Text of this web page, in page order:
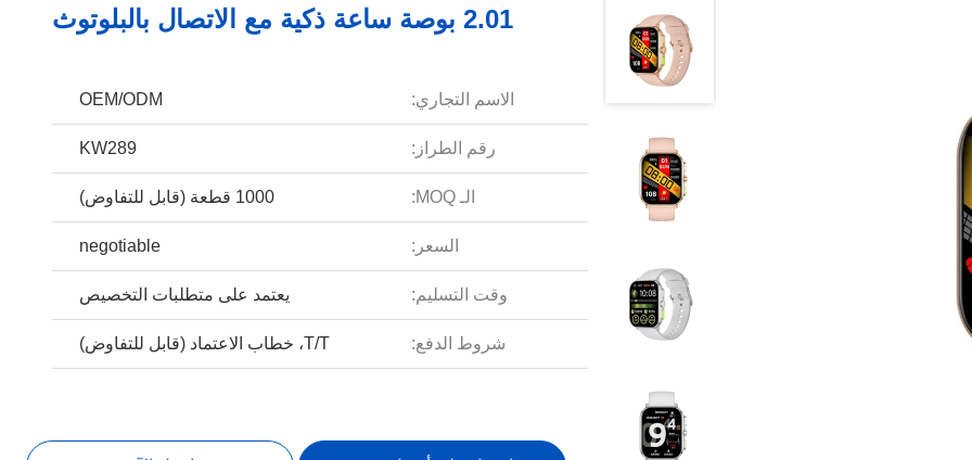
2.01 بوصة ساعة ذكية مع الاتصال بالبلوتوث
الاسم التجاري: OEM/ODM
رقم الطراز: KW289
الـ MOQ: 1000 قطعة (قابل للتفاوض)
السعر: negotiable
وقت التسليم: يعتمد على متطلبات التخصيص
شروط الدفع: T/T، خطاب الاعتماد (قابل للتفاوض)